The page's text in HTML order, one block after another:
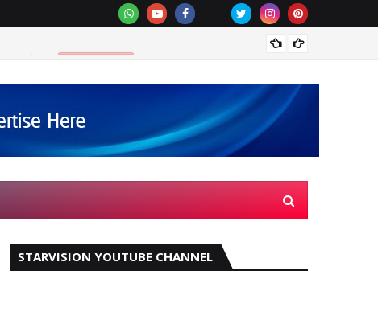
STARVISION YOUTUBE CHANNEL